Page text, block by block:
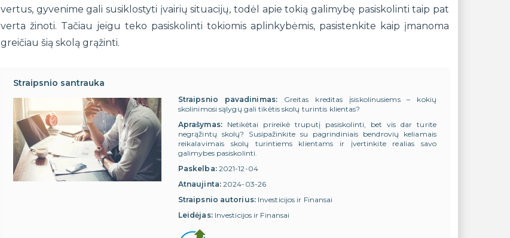
vertus, gyvenime gali susiklostyti įvairių situacijų, todėl apie tokią galimybę pasiskolinti taip pat
verta žinoti. Tačiau jeigu teko pasiskolinti tokiomis aplinkybėmis, pasistenkite kaip įmanoma
greičiau šią skolą grąžinti.
Straipsnio santrauka
Straipsnio pavadinimas:Greitas kreditas įsiskolinusiems – kokių
skolinimosi sąlygų gali tikėtis skolų turintis klientas?
Aprašymas:
Netikėtai prireikė truputį pasiskolinti, bet vis dar turite
negrąžintų skolų? Susipažinkite su pagrindiniais bendrovių keliamais
reikalavimais skolų turintiems klientams ir įvertinkite realias savo
galimybes pasiskolinti.
Paskelba: 2021-12-04
Atnaujinta:2024-03-26
Straipsnio autorius: Investicijos ir Finansai
Leidėjas: Investicijos ir Finansai